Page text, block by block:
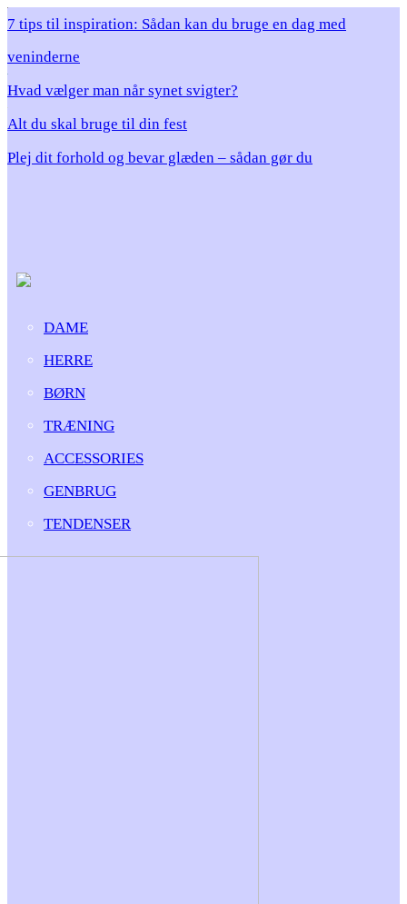
7 tips til inspiration: Sådan kan du bruge en dag med
veninderne
Hvad vælger man når synet svigter?
Alt du skal bruge til din fest
Plej dit forhold og bevar glæden – sådan gør du
DAME
HERRE
BØRN
TRÆNING
ACCESSORIES
GENBRUG
TENDENSER